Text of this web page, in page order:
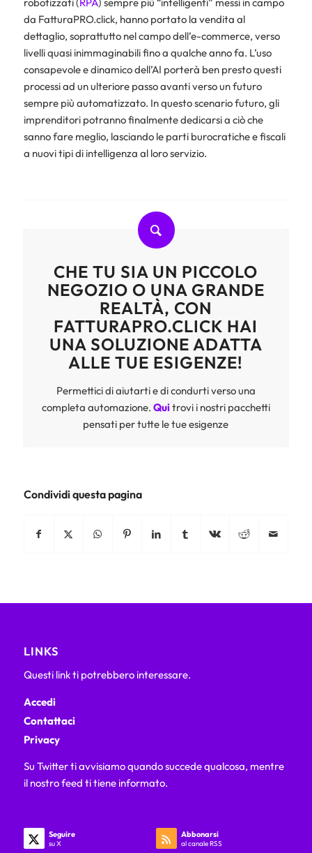
da FatturaPRO.click, hanno portato la vendita al
dettaglio, soprattutto nel campo dell’e-commerce, verso
livelli quasi inimmaginabili fino a qualche anno fa. L’uso
consapevole e dinamico dell’AI porterà ben presto questi
processi ad un ulteriore passo avanti verso un futuro
sempre più automatizzato. In questo scenario futuro, gli
imprenditori potranno finalmente dedicarsi a ciò che
sanno fare meglio, lasciando le parti burocratiche e fiscali
a nuovi tipi di intelligenza al loro servizio.
CHE TU SIA UN PICCOLO
NEGOZIO O UNA GRANDE
REALTÀ, CON
FATTURAPRO.CLICK HAI
UNA SOLUZIONE ADATTA
ALLE TUE ESIGENZE!
Permettici di aiutarti e di condurti verso una
completa automazione. Quitrovi i nostri pacchetti
pensati per tutte le tue esigenze
Condividi questa pagina
LINKS
Questi link ti potrebbero interessare.
Accedi
Contattaci
Privacy
Su Twitter ti avvisiamo quando succede qualcosa, mentre
il nostro feed ti tiene informato.
Seguire
su X
Abbonarsi
al canale RSS